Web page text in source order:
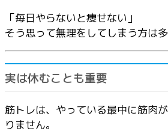
「毎日やらないと痩せない」
そう思って無理をしてしまう方は多
実は休むことも重要
筋トレは、やっている最中に筋肉
りません。